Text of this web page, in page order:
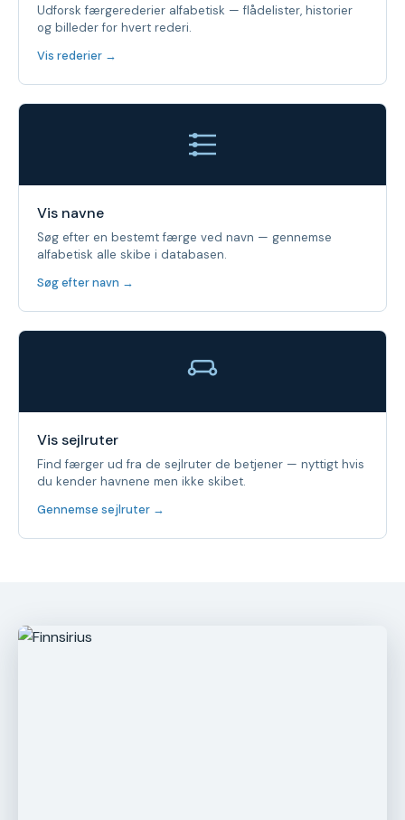
Udforsk færgerederier alfabetisk — flådelister, historier
og billeder for hvert rederi.
Vis rederier →
Vis navne
Søg efter en bestemt færge ved navn — gennemse
alfabetisk alle skibe i databasen.
Søg efter navn →
Vis sejlruter
Find færger ud fra de sejlruter de betjener — nyttigt hvis
du kender havnene men ikke skibet.
Gennemse sejlruter →